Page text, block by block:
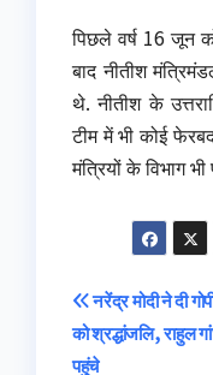
पिछले वर्ष 16 जून
बाद नीतीश
थे. नीतीश के
टीम में भी कोई
मंत्रियों के विभाग
Post
नरेंद्र मोदी ने दी
को श्रद्धांजलि, राहुल
पहुंचे